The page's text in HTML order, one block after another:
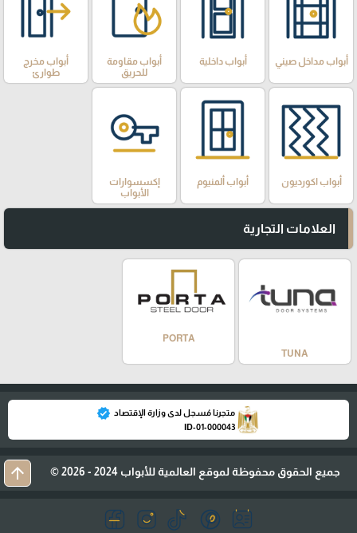
أبواب مداخل صيني أبواب داخلية
أبواب مقاومة
للحريق
أبواب مخرج
طوارئ
أبواب اكورديون أبواب ألمنيوم
إكسسوارات
الأبواب
العلامات التجارية
TUNA
PORTA
متجرنا مُسجل لدى وزارة الإقتصاد verified
ID-01-000043
جميع الحقوق محفوظة لموقع العالمية للأبواب 2024 - 2026 © arrow_upward